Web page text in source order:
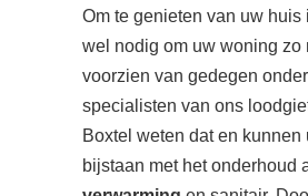
Om te genieten van uw huis
wel nodig om uw woning zo
voorzien van gedegen
specialisten van ons
Boxtel weten dat en kunnen
bijstaan met het onderhoud